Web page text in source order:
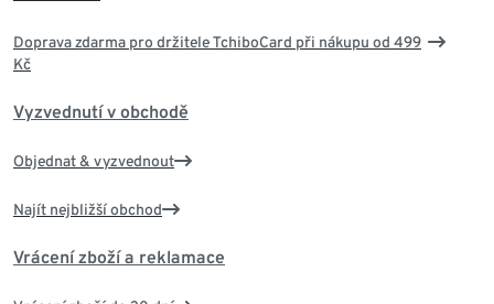
Doprava zdarma pro držitele TchiboCard při nákupu od 499
Kč
Vyzvednutí v obchodě
Objednat & vyzvednout
Najít nejbližší obchod
Vrácení zboží a reklamace